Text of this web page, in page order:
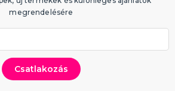
megrendelésére